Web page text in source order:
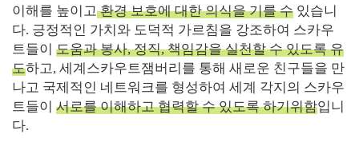
이해를 높이고환경 보호에 대한 의식을 기를 수 있습니
다. 긍정적인 가치와 도덕적 가르침을 강조하여 스카우
트들이 도움과 봉사, 정직, 책임감을 실천할 수 있도록 유
도하고, 세계스카우트잼버리를 통해 새로운 친구들을 만
나고 국제적인 네트워크를 형성하여 세계 각지의 스카우
트들이 서로를 이해하고 협력할 수 있도록 하기위함입니
다.